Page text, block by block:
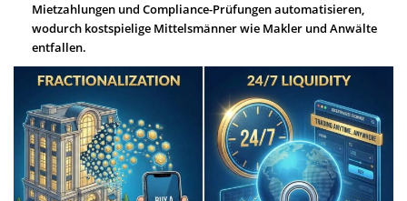
Mietzahlungen und Compliance-Prüfungen automatisieren,
wodurch kostspielige Mittelsmänner wie Makler und Anwälte
entfallen.